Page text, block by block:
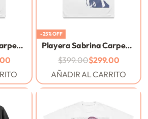
Playera Sabrina Carpenter – That’s that me espresso – White
-25% OFF
Playera Sabrina Carpenter – White Blue – Short ‘n Sweet
$399.00$299.00
AÑADIR AL CARRITO